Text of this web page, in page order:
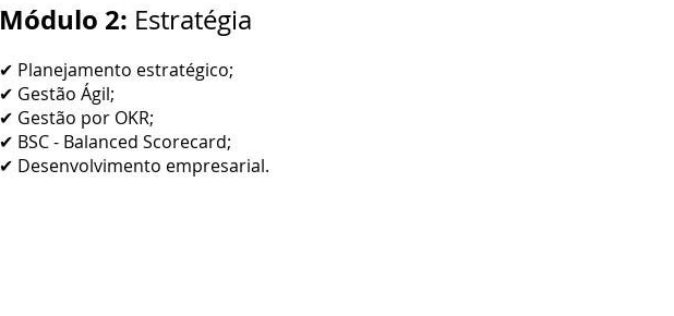
Módulo 2: Estratégia
✔ Planejamento estratégico;
✔ Gestão Ágil;
✔ Gestão por OKR;
✔ BSC - Balanced Scorecard;
✔ Desenvolvimento empresarial.